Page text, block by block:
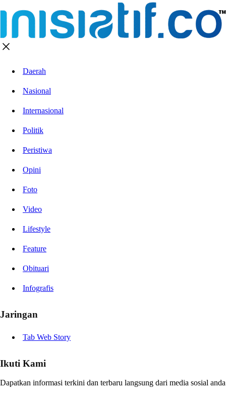
Daerah
Nasional
Internasional
Politik
Peristiwa
Opini
Foto
Video
Lifestyle
Feature
Obituari
Infografis
Jaringan
Tab Web Story
Ikuti Kami
Dapatkan informasi terkini dan terbaru langsung dari media sosial anda